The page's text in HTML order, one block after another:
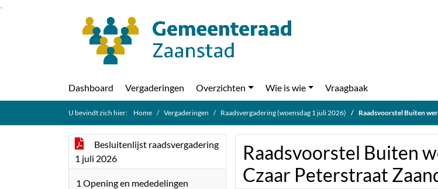
Ga naar de inhoud van deze pagina
Dashboard Vergaderingen Overzichten Wie is wie Vraagbaak
U bevindt zich hier: Home Vergaderingen Raadsvergadering (woensdag 1 juli 2026) Raadsvoorstel Buiten
Besluitenlijst raadsvergadering
1 juli 2026
1 Opening en mededelingen
Raadsvoorstel Buiten
Czaar Peterstraat